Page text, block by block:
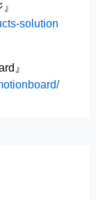
solution
』